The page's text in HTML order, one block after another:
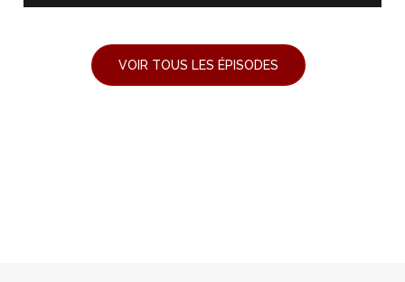
VOIR TOUS LES ÉPISODES